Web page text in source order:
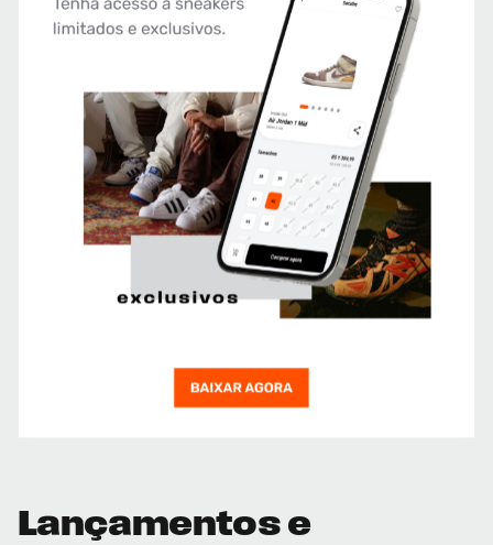
Lançamentos e